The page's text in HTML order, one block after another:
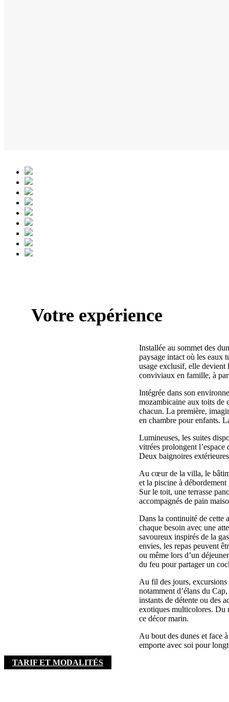
Votre expérience
Installée au sommet des
paysage intact où les eaux
usage exclusif, elle devient
conviviaux en famille, à
Intégrée dans son
mozambicaine aux toits de
chacun. La première,
en chambre pour enfants.
Lumineuses, les suites
vitrées prolongent
Deux baignoires
Au cœur de la villa, le
et la piscine à
Sur le toit, une terrasse
accompagnés de pain
Dans la continuité de cette
chaque besoin avec une
savoureux inspirés de la
envies, les repas peuvent
ou même lors d’un
du feu pour partager un
Au fil des jours, excursions
notamment d’élans du
instants de détente ou des
exotiques multicolores. Du
ce décor marin.
Au bout des dunes et face
emporte avec soi pour
TARIF ET MODALITÉS